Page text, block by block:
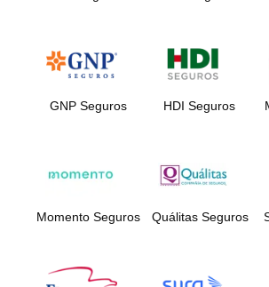
GNP Seguros HDI Seguros
Momento Seguros Quálitas Seguros